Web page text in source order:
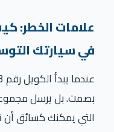
في سيارتك
بصمت. بل يرسل
التي يمكنك كسائق